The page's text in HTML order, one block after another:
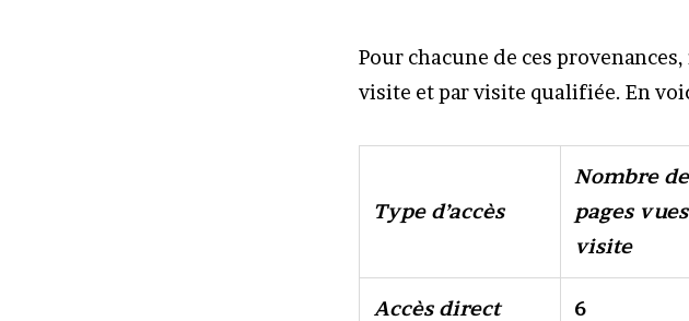
Pour chacune de ces
visite et par visite qualifiée. En
Type d’accès
Nombre de
pages
visite
Accès direct 6